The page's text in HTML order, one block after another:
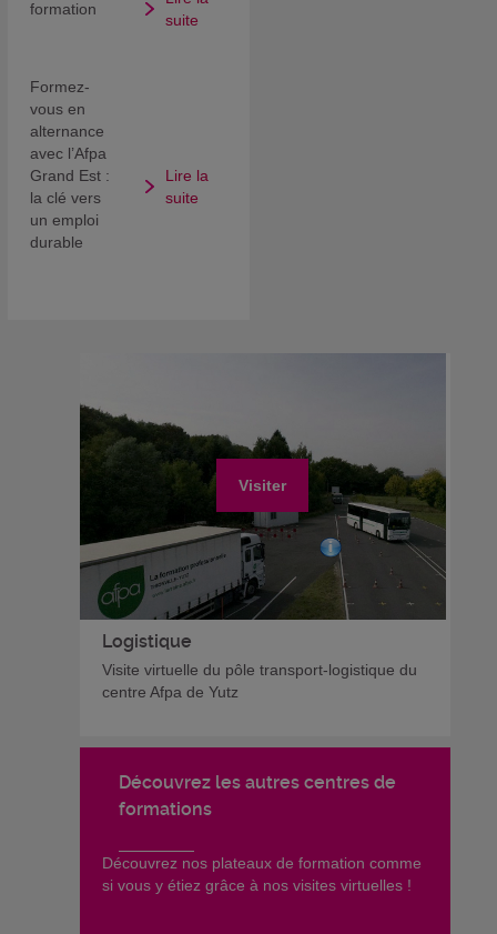
formation
suite
Formez-
vous en
alternance
avec l’Afpa
Grand Est :
la clé vers
un emploi
durable
Lire la
suite
Visiter
Logistique
Visite virtuelle du pôle transport-logistique du
centre Afpa de Yutz
Découvrez les autres centres de
formations
​Découvrez nos plateaux de formation comme
si vous y étiez grâce à nos visites virtuelles !